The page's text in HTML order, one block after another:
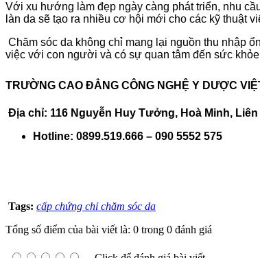
Với xu hướng làm đẹp ngày càng phát triển, nhu
làn da sẽ tạo ra nhiều cơ hội mới cho các kỹ thuật
Chăm sóc da không chỉ mang lại nguồn thu nhập
việc với con người và có sự quan tâm đến sức
TRƯỜNG CAO ĐẲNG CÔNG NGHỆ Y DƯỢC
Địa chỉ: 116 Nguyễn Huy Tưởng, Hoà Minh,
Hotline: 0899.519.666 – 090 5552 575
Tags: cấp chứng chỉ chăm sóc da
Tổng số điểm của bài viết là: 0 trong 0 đánh giá